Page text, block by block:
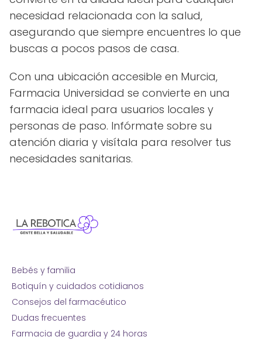
necesidad relacionada con la salud,
asegurando que siempre encuentres lo que
buscas a pocos pasos de casa.
Con una ubicación accesible en Murcia,
Farmacia Universidad se convierte en una
farmacia ideal para usuarios locales y
personas de paso. Infórmate sobre su
atención diaria y visítala para resolver tus
necesidades sanitarias.
Bebés y familia
Botiquín y cuidados cotidianos
Consejos del farmacéutico
Dudas frecuentes
Farmacia de guardia y 24 horas